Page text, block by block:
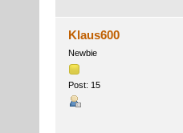
Klaus600
Newbie
Post: 15